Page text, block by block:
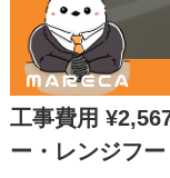
工事費用
ー・レンジフー